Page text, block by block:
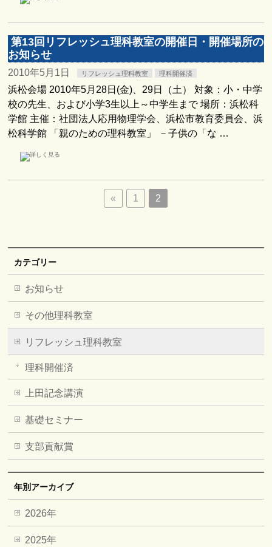
第13回リフレッシュ理科教室の開催日・開催場所の
お知らせ
2010年5月1日 リフレッシュ理科教室 理科開催済
浜松会場 2010年5月28日(金)、29日（土） 対象：小・中学
校の先生、および小学3生以上～中学生まで 場所：浜松科
学館 主催：社団法人応用物理学会、浜松市教育委員会、浜
松科学館 「親のための理科教室」 －子供の「な …
« 1 2
カテゴリー
お知らせ
その他理科教室
リフレッシュ理科教室
理科開催済
上田記念講演
基礎セミナー
支部貢献賞
年別アーカイブ
2026年
2025年